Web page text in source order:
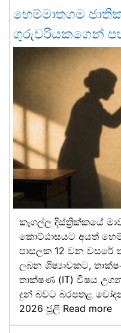
හෙම්මාතගම
ගුරුවරියකගෙන්
කෑගල්ල දිස්ත්‍රික්කයේ
කොට්ඨාසයට අයත්
පාසලක 12 වන වසරේ
ලබන ශිෂ්‍යාවකට,
තාක්ෂණ (IT) විෂය
දුන් බවට බරපතළ
2026 ජූලි Read more